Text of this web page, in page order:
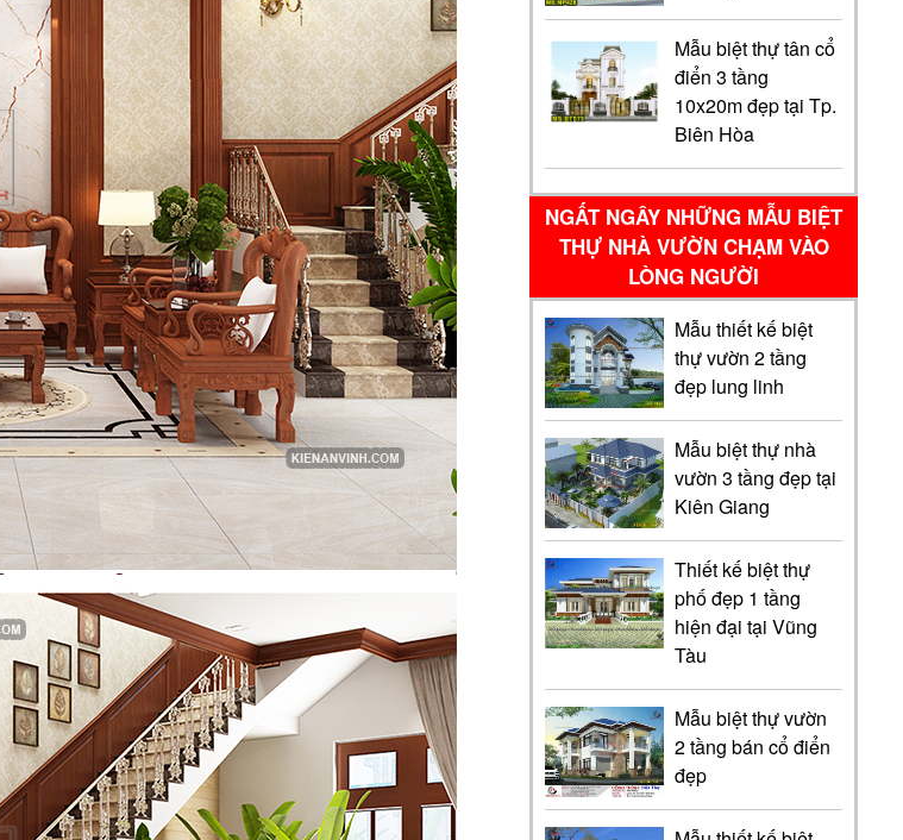
Mẫu biệt thự tân cổ
điển 3 tầng
10x20m đẹp tại Tp.
Biên Hòa
NGẤT NGÂY NHỮNG MẪU BIỆT
THỰ NHÀ VƯỜN CHẠM VÀO
LÒNG NGƯỜI
Mẫu thiết kế biệt
thự vườn 2 tầng
đẹp lung linh
Mẫu biệt thự nhà
vườn 3 tầng đẹp tại
Kiên Giang
Thiết kế biệt thự
phố đẹp 1 tầng
hiện đại tại Vũng
Tàu
Mẫu biệt thự vườn
2 tầng bán cổ điển
đẹp